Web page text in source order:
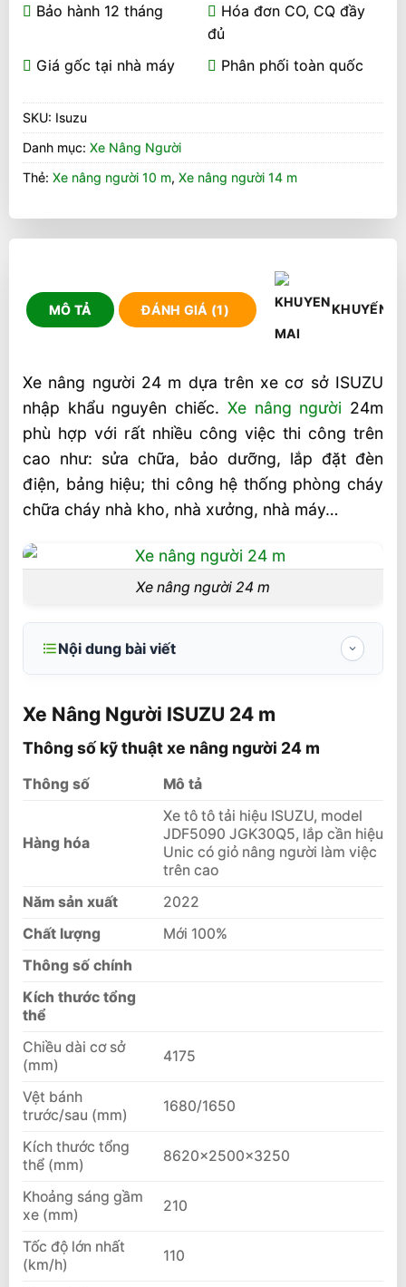
Bảo hành 12 tháng
Hóa đơn CO, CQ đầy
đủ
Giá gốc tại nhà máy
Phân phối toàn quốc
SKU: Isuzu
Danh mục: Xe Nâng Người
Thẻ: Xe nâng người 10 m, Xe nâng người 14 m
MÔ TẢ ĐÁNH GIÁ (1) KHUYẾN
Xe nâng người 24 m dựa trên xe cơ sở ISUZU
nhập khẩu nguyên chiếc. Xe nâng người 24m
phù hợp với rất nhiều công việc thi công trên
cao như: sửa chữa, bảo dưỡng, lắp đặt đèn
điện, bảng hiệu; thi công hệ thống phòng cháy
chữa cháy nhà kho, nhà xưởng, nhà máy…
Xe nâng người 24 m
Nội dung bài viết
Thông số kỹ thuật xe nâng người 24 m
Ảnh xe nâng người
Liên hệ mua sản phẩm
Xe Nâng Người ISUZU 24 m
Thông số kỹ thuật xe nâng người 24 m
Thông số Mô tả
Hàng hóa
Xe tô tô tải hiệu ISUZU, model
JDF5090 JGK30Q5, lắp cần hiệu
Unic có giỏ nâng người làm việc
trên cao
Năm sản xuất
2022
Chất lượng
Mới 100%
Thông số chính
Kích thước tổng
thể
Chiều dài cơ sở
(mm)
4175
Vệt bánh
trước/sau (mm)
1680/1650
Kích thước tổng
thể (mm)
8620×2500×3250
Khoảng sáng gầm
xe (mm)
210
Tốc độ lớn nhất
(km/h)
110